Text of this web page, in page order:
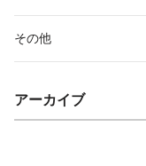
その他
アーカイブ